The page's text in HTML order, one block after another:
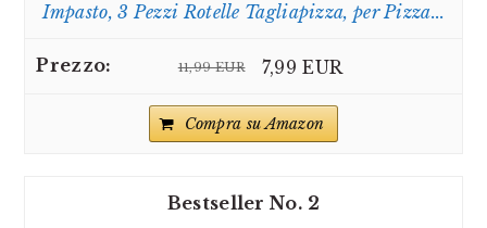
Impasto, 3 Pezzi Rotelle Tagliapizza, per Pizza...
11,99 EUR 7,99 EUR
Compra su Amazon
2